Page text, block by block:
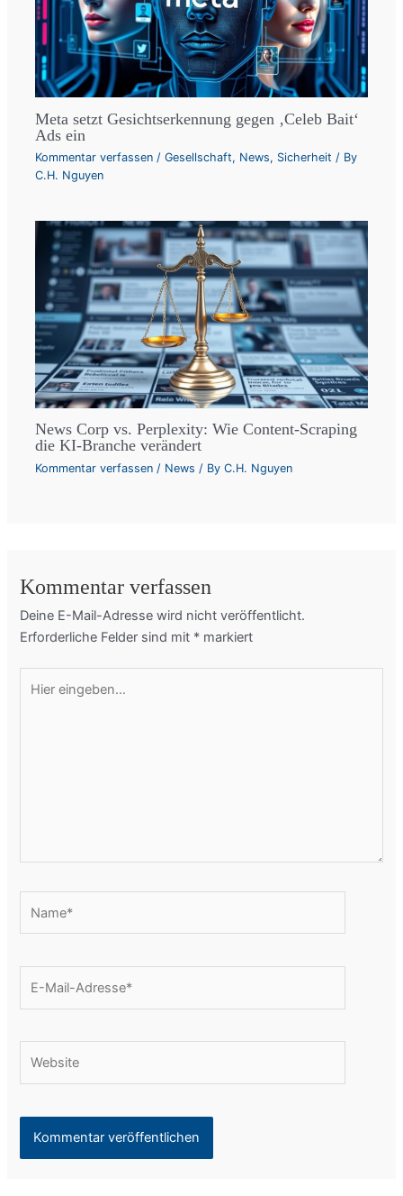
Meta setzt Gesichtserkennung gegen ‚Celeb Bait‘
Ads ein
Kommentar verfassen /Gesellschaft, News, Sicherheit / By
C.H. Nguyen
News Corp vs. Perplexity: Wie Content-Scraping
die KI-Branche verändert
Kommentar verfassen / News / ByC.H. Nguyen
Kommentar verfassen
Deine E-Mail-Adresse wird nicht veröffentlicht.
Erforderliche Felder sind mit * markiert
eingeben…
Mail-